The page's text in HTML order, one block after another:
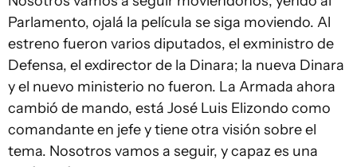
Parlamento, ojalá la película se siga moviendo. Al
estreno fueron varios diputados, el exministro de
Defensa, el exdirector de la Dinara; la nueva Dinara
y el nuevo ministerio no fueron. La Armada ahora
cambió de mando, está José Luis Elizondo como
comandante en jefe y tiene otra visión sobre el
tema. Nosotros vamos a seguir, y capaz es una